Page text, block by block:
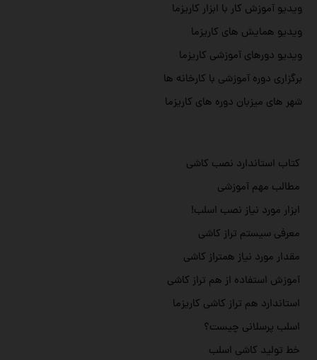
ویدیو آموزش کار با ابزار کاریزما
ویدیو همایش های کاریزما
ویدیو دورهای آموزشی کاریزما
برگزاری دوره آموزشی با کارخانه ها
شهر های میزبان دوره های کاریزما
کتاب استاندارد نصب کاشی
مطالب مهم آموزشی
ابزار مورد نیاز نصب اسلب!
معرفی سیستم تراز کاشی
مقدار مورد نیاز همتراز کاشی
آموزش استفاده از هم تراز کاشی
استاندارد هم تراز کاشی کاریزما
اسلب پرسلانی چیست؟
خط تولید کاشی اسلب